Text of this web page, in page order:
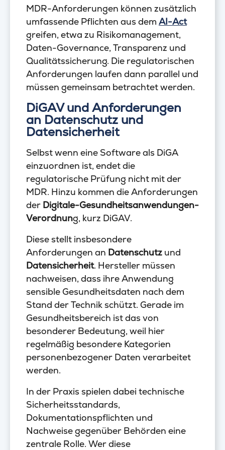
MDR-Anforderungen können zusätzlich
umfassende Pflichten aus dem AI-Act
greifen, etwa zu Risikomanagement,
Daten-Governance, Transparenz und
Qualitätssicherung. Die regulatorischen
Anforderungen laufen dann parallel und
müssen gemeinsam betrachtet werden.
DiGAV und Anforderungen
an Datenschutz und
Datensicherheit
Selbst wenn eine Software als DiGA
einzuordnen ist, endet die
regulatorische Prüfung nicht mit der
MDR. Hinzu kommen die Anforderungen
der Digitale-Gesundheitsanwendungen-
Verordnung, kurz DiGAV.
Diese stellt insbesondere
Anforderungen an Datenschutz und
Datensicherheit. Hersteller müssen
nachweisen, dass ihre Anwendung
sensible Gesundheitsdaten nach dem
Stand der Technik schützt. Gerade im
Gesundheitsbereich ist das von
besonderer Bedeutung, weil hier
regelmäßig besondere Kategorien
personenbezogener Daten verarbeitet
werden.
In der Praxis spielen dabei technische
Sicherheitsstandards,
Dokumentationspflichten und
Nachweise gegenüber Behörden eine
zentrale Rolle. Wer diese